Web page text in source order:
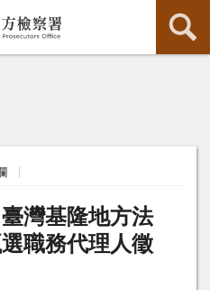
臺灣基隆地方法
職務代理人徵